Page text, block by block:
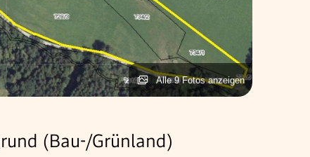
Alle 9 Fotos anzeigen
(Bau-/Grünland)